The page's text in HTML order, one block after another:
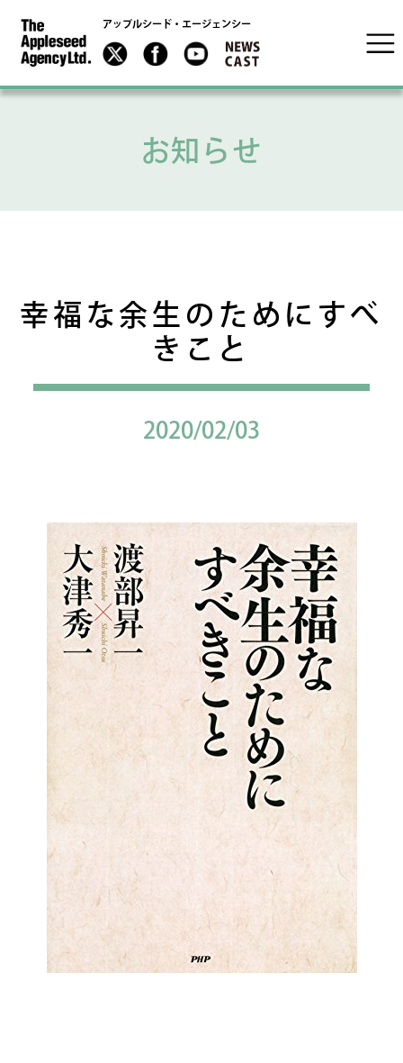
アップルシード・エージェンシー
お知らせ
幸福な余生のためにすべ
きこと
2020/02/03